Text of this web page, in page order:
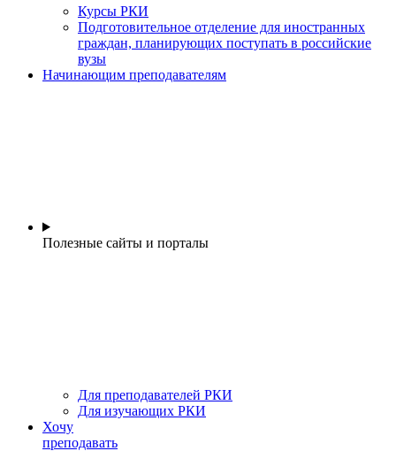
Курсы РКИ
Подготовительное отделение для иностранных
граждан, планирующих поступать в российские
вузы
Начинающим преподавателям
Полезные сайты и порталы
Для преподавателей РКИ
Для изучающих РКИ
Хочу
преподавать